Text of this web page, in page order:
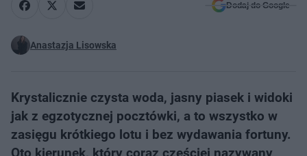
Dodaj do Google
Anastazja Lisowska
Krystalicznie czysta woda, jasny piasek i widoki
jak z egzotycznej pocztówki, a to wszystko w
zasięgu krótkiego lotu i bez wydawania fortuny.